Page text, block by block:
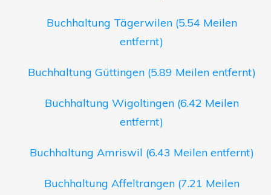
Buchhaltung Tägerwilen (5.54 Meilen
entfernt)
Buchhaltung Güttingen (5.89 Meilen entfernt)
Buchhaltung Wigoltingen (6.42 Meilen
entfernt)
Buchhaltung Amriswil (6.43 Meilen entfernt)
Buchhaltung Affeltrangen (7.21 Meilen